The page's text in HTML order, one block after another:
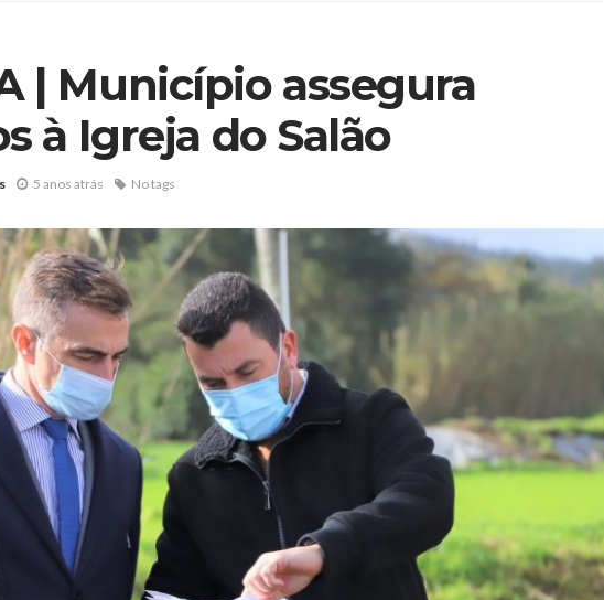
| Município assegura
à Igreja do Salão
5 anos atrás No tags